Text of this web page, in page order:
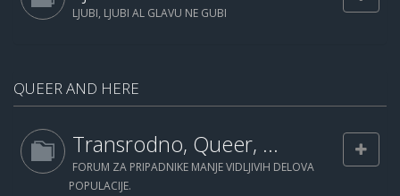
LJUBI, LJUBI AL GLAVU NE GUBI
QUEER AND HERE
Transrodno, Queer, ...
FORUM ZA PRIPADNIKE MANJE VIDLJIVIH DELOVA
POPULACIJE.